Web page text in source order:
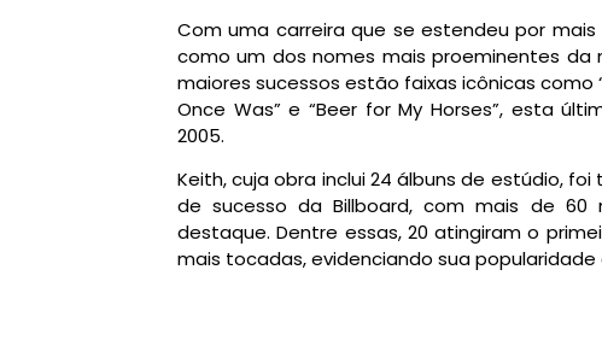
Com uma carreira que se estendeu por
como um dos nomes mais proeminentes da
maiores sucessos estão faixas icônicas como
Once Was” e “Beer for My Horses”, esta
2005.
Keith, cuja obra inclui 24 álbuns de estúdio,
de sucesso da Billboard, com mais de 60
destaque. Dentre essas, 20 atingiram o
mais tocadas, evidenciando sua popularidade